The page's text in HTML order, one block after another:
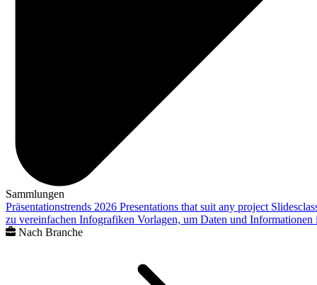
Sammlungen
Präsentationstrends 2026 Presentations that suit any project
zu vereinfachen Infografiken Vorlagen, um Daten und
Nach Branche